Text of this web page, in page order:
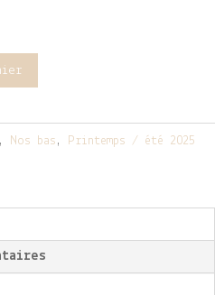
, Nos bas , Printemps / été 2025